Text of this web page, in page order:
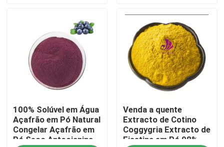
Contato E.U.
Notícia
Peça umas citações
Extrato natural da planta
100% Solúvel em Água
Açafrão em Pó Natural
Congelar Açafrão em
Pó Seco Antocianina
Venda a quente
Extracto de Cotino
Coggygria Extracto de
Fisetina em Pó 98%